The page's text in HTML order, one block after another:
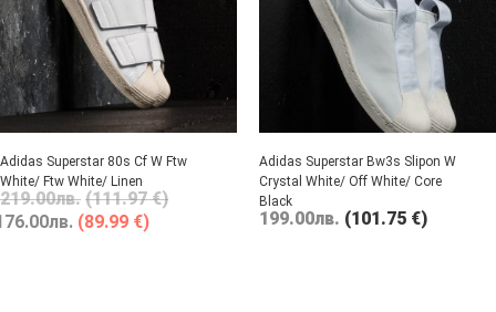
Adidas Superstar 80s Cf W Ftw
White/ Ftw White/ Linen
219.00лв. (111.97 €)
лв. (89.99 €)
Adidas Superstar Bw3s Slipon W
Crystal White/ Off White/ Core
Black
199.00лв. (101.75 €)